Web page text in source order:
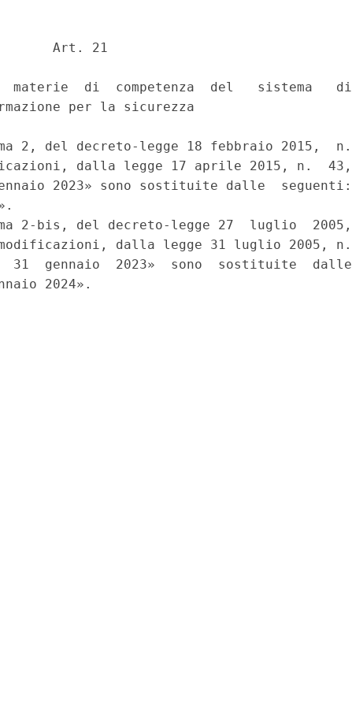
Art. 21
di  competenza  del   sistema   di
per la sicurezza
2, del decreto-legge 18 febbraio 2015,  n.
dalla legge 17 aprile 2015, n.  43,
2023» sono sostituite dalle  seguenti:
2-bis, del decreto-legge 27  luglio  2005,
dalla legge 31 luglio 2005, n.
31  gennaio  2023»  sono  sostituite  dalle